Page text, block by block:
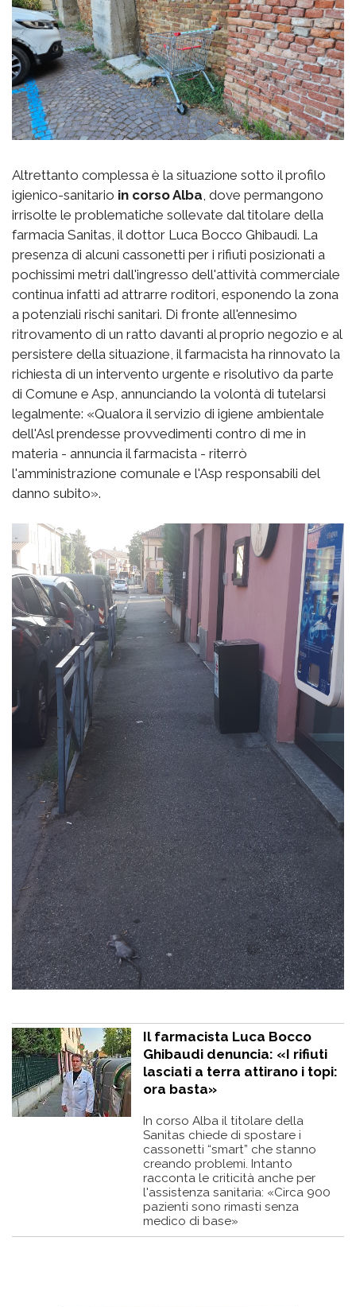
Altrettanto complessa è la situazione sotto il profilo
igienico-sanitario in corso Alba , dove permangono
irrisolte le problematiche sollevate dal titolare della
farmacia Sanitas, il dottor Luca Bocco Ghibaudi. La
presenza di alcuni cassonetti per i rifiuti posizionati a
pochissimi metri dall'ingresso dell'attività commerciale
continua infatti ad attrarre roditori, esponendo la zona
a potenziali rischi sanitari. Di fronte all'ennesimo
ritrovamento di un ratto davanti al proprio negozio e al
persistere della situazione, il farmacista ha rinnovato la
richiesta di un intervento urgente e risolutivo da parte
di Comune e Asp, annunciando la volontà di tutelarsi
legalmente: «Qualora il servizio di igiene ambientale
dell'Asl prendesse provvedimenti contro di me in
materia - annuncia il farmacista - riterrò
l'amministrazione comunale e l'Asp responsabili del
danno subito».
Il farmacista Luca Bocco
Ghibaudi denuncia: «I rifiuti
lasciati a terra attirano i topi:
ora basta»
In corso Alba il titolare della
Sanitas chiede di spostare i
cassonetti “smart” che stanno
creando problemi. Intanto
racconta le criticità anche per
l'assistenza sanitaria: «Circa 900
pazienti sono rimasti senza
medico di base»